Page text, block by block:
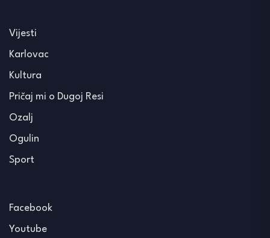
Vijesti
Karlovac
Kultura
Pričaj mi o Dugoj Resi
Ozalj
Ogulin
Sport
Facebook
Youtube